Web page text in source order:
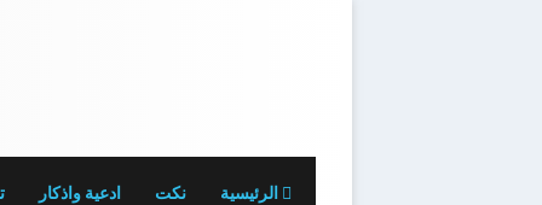
الرئيسية نكت ادعية واذكار